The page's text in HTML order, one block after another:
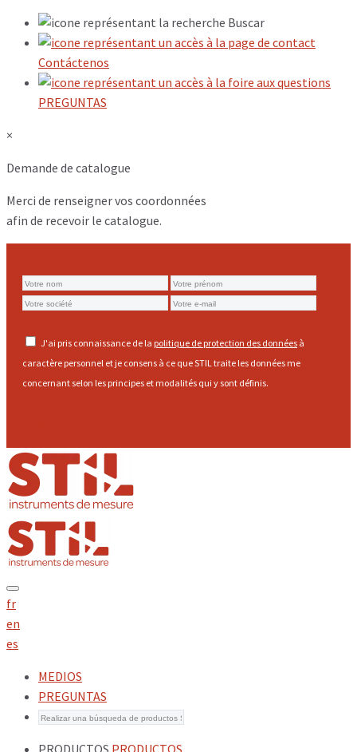
Buscar
Contáctenos
PREGUNTAS
×
Demande de catalogue
Merci de renseigner vos coordonnées
afin de recevoir le catalogue.
J'ai pris connaissance de la politique de protection des données à
caractère personnel et je consens à ce que STIL traite les données me
concernant selon les principes et modalités qui y sont définis.
fr
en
es
MEDIOS
PREGUNTAS
PRODUCTOS PRODUCTOS